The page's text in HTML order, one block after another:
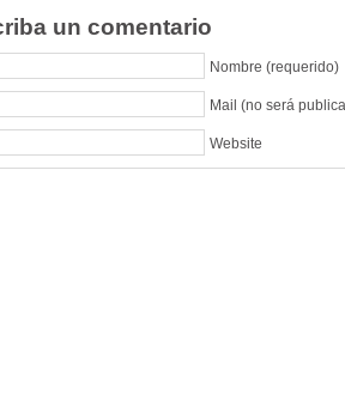
un comentario
Nombre (requerido)
Mail (no será
Website